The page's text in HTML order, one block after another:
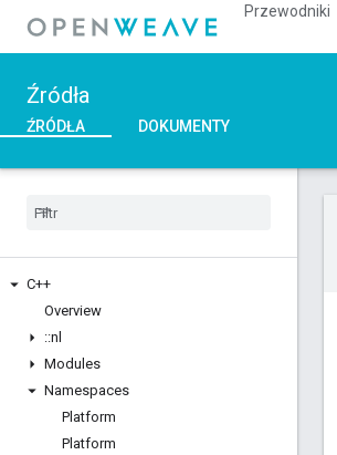
Przewodniki
Źródła
ŹRÓDŁA DOKUMENTY
C++
Overview
::nl
Modules
Namespaces
Platform
Platform